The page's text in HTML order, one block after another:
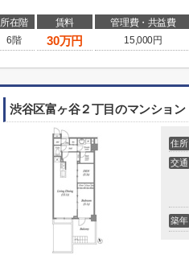
所在階 賃料 管理費・共益費
6階
30万円 15,000円
渋谷区富ヶ谷２丁目のマンション
住所
交通
築年